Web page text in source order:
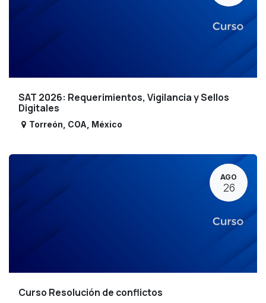
SAT 2026: Requerimientos, Vigilancia y Sellos
Digitales
Torreón COA México
AGO
26
Curso Resolución de conflictos